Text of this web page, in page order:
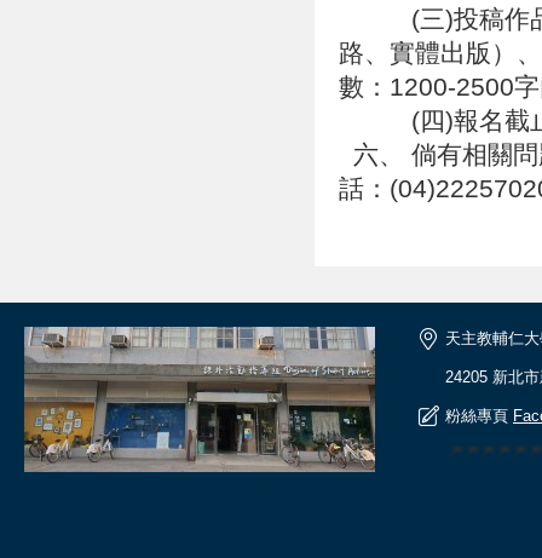
(三)投稿作品
路、實體出版）
數：1200-2500
(四)報名截止
六、 倘有相關
話：
天主教輔仁
24205 新北
粉絲專頁